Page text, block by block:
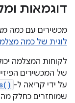
דוגמאות
מכשירים עם כמה
לוגית של כמה
לקוחות המצלמה
של המכשירים
על ידי קריאה ל-
שמוחזרים כחלק